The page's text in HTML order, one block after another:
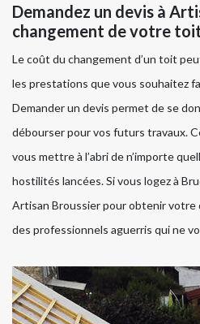
Demandez un devis à
changement de votre
Le coût du changement d’un toit
les prestations que vous souhaitez
Demander un devis permet de se
débourser pour vos futurs travaux.
vous mettre à l’abri de n’importe
hostilités lancées. Si vous logez à
Artisan Broussier pour obtenir votre
des professionnels aguerris qui ne